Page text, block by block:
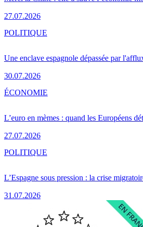
27.07.2026
Une enclave espagnole dépassée par
30.07.2026
POLITIQUE
L’euro en mèmes : quand les Européens
27.07.2026
ÉCONOMIE
L’Espagne sous pression : la crise
31.07.2026
POLITIQUE